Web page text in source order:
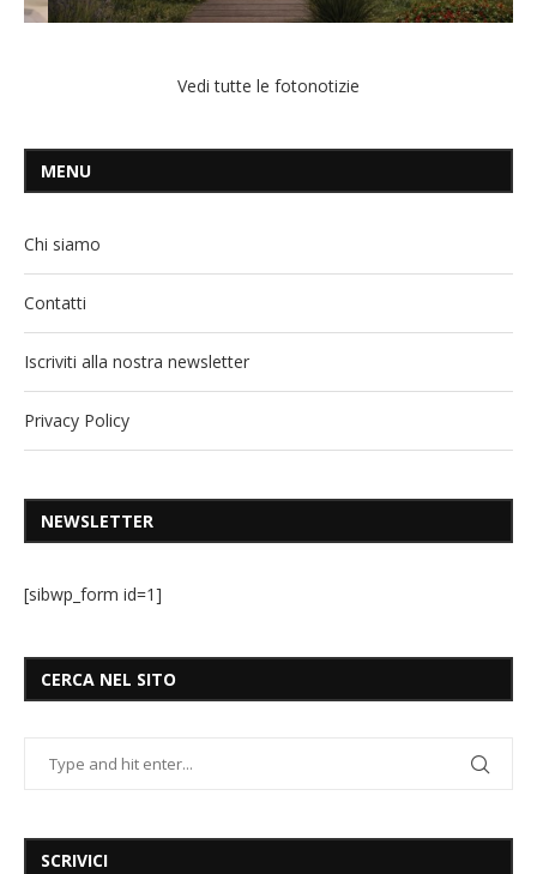
Vedi tutte le fotonotizie
MENU
Chi siamo
Contatti
Iscriviti alla nostra newsletter
Privacy Policy
NEWSLETTER
[sibwp_form id=1]
CERCA NEL SITO
SCRIVICI